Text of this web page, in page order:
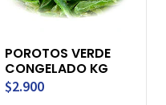
POROTOS VERDE
CONGELADO KG
$2.900